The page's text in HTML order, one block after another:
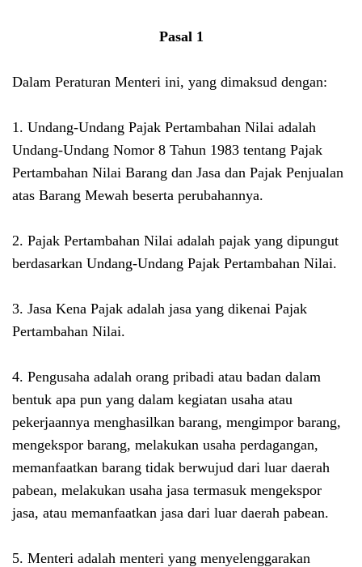
Pasal 1
Dalam Peraturan Menteri ini, yang dimaksud dengan:
1. Undang-Undang Pajak Pertambahan Nilai adalah
Undang-Undang Nomor 8 Tahun 1983 tentang Pajak
Pertambahan Nilai Barang dan Jasa dan Pajak Penjualan
atas Barang Mewah beserta perubahannya.
2. Pajak Pertambahan Nilai adalah pajak yang dipungut
berdasarkan Undang-Undang Pajak Pertambahan Nilai.
3. Jasa Kena Pajak adalah jasa yang dikenai Pajak
Pertambahan Nilai.
4. Pengusaha adalah orang pribadi atau badan dalam
bentuk apa pun yang dalam kegiatan usaha atau
pekerjaannya menghasilkan barang, mengimpor barang,
mengekspor barang, melakukan usaha perdagangan,
memanfaatkan barang tidak berwujud dari luar daerah
pabean, melakukan usaha jasa termasuk mengekspor
jasa, atau memanfaatkan jasa dari luar daerah pabean.
5. Menteri adalah menteri yang menyelenggarakan